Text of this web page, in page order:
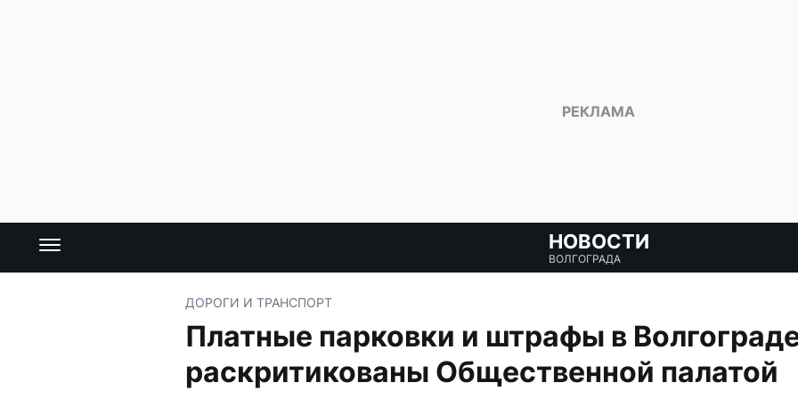
НОВОСТИ
ВОЛГОГРАДА
ДОРОГИ И ТРАНСПОРТ
Платные парковки и штрафы в
раскритикованы Общественной палатой